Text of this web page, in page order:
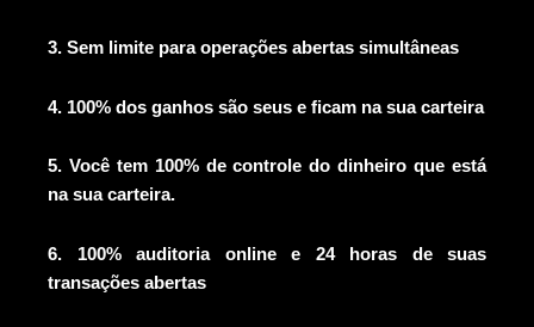
3. Sem limite para operações abertas simultâneas
4. 100% dos ganhos são seus e ficam na sua carteira
5. Você tem 100% de controle do dinheiro que está
na sua carteira.
6. 100% auditoria online e 24 horas de suas
transações abertas